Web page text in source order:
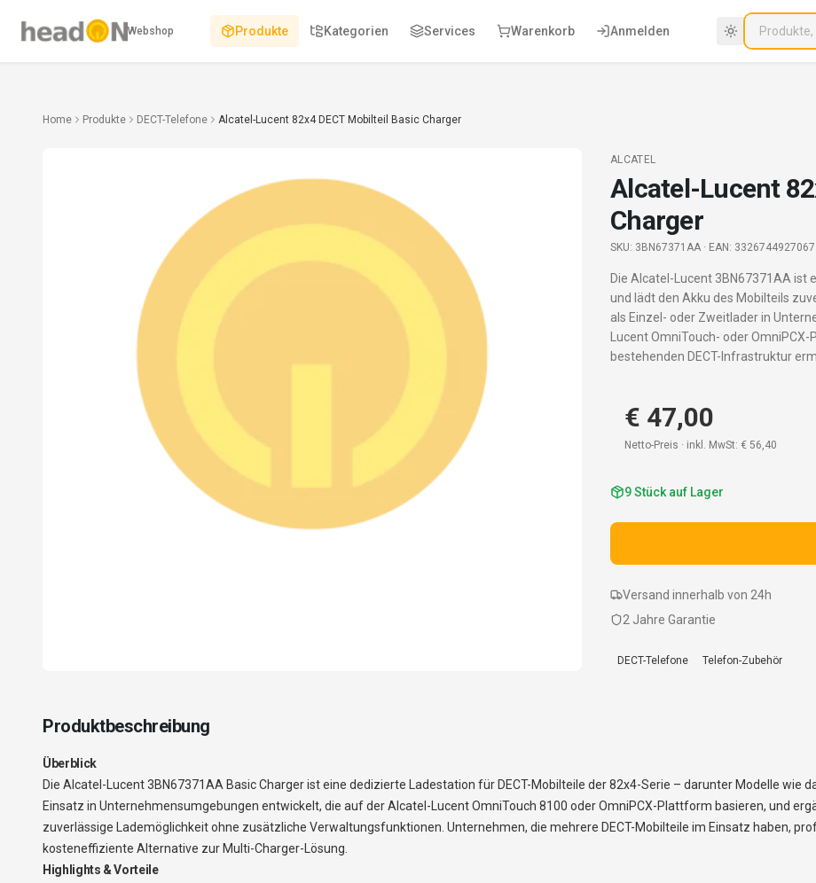
Webshop Produkte Kategorien Services Warenkorb Anmelden
Home Produkte DECT-Telefone Alcatel-Lucent 82x4 DECT Mobilteil Basic Charger
ALCATEL
Alcatel-Lucent
Charger
SKU: 3BN67371AA · EAN: 3326744927067
Die Alcatel-Lucent 3BN67371AA ist
und lädt den Akku des Mobilteils
als Einzel- oder Zweitlader in
Lucent OmniTouch- oder
bestehenden DECT-Infrastruktur
€ 47,00
Netto-Preis · inkl. MwSt: € 56,40
9Stück auf Lager
Versand innerhalb von 24h
2 Jahre Garantie
DECT-Telefone Telefon-Zubehör
Produktbeschreibung
Überblick
Die Alcatel-Lucent 3BN67371AA Basic Charger ist eine dedizierte Ladestation für DECT-Mobilteile der 82x4-Serie – darunter Modelle wie
Einsatz in Unternehmensumgebungen entwickelt, die auf der Alcatel-Lucent OmniTouch 8100 oder OmniPCX-Plattform basieren, und
zuverlässige Lademöglichkeit ohne zusätzliche Verwaltungsfunktionen. Unternehmen, die mehrere DECT-Mobilteile im Einsatz haben,
kosteneffiziente Alternative zur Multi-Charger-Lösung.
Highlights & Vorteile